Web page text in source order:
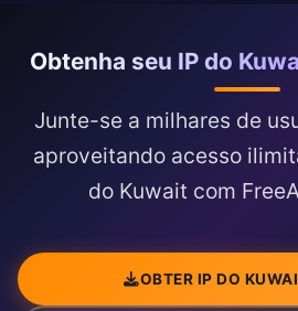
Obtenha seu IP do
Junte-se a milhares de
aproveitando acesso
do Kuwait com
OBTER IP DO